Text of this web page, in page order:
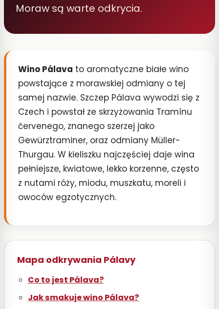
Moraw są warte odkrycia.
Wino Pálava to aromatyczne białe wino
powstające z morawskiej odmiany o tej
samej nazwie. Szczep Pálava wywodzi się z
Czech i powstał ze skrzyżowania Tramínu
červenego, znanego szerzej jako
Gewürztraminer, oraz odmiany Müller-
Thurgau. W kieliszku najczęściej daje wina
pełniejsze, kwiatowe, lekko korzenne, często
z nutami róży, miodu, muszkatu, moreli i
owoców egzotycznych.
Mapa odkrywania Pálavy
Co to jest Pálava?
Jak smakuje wino Pálava?